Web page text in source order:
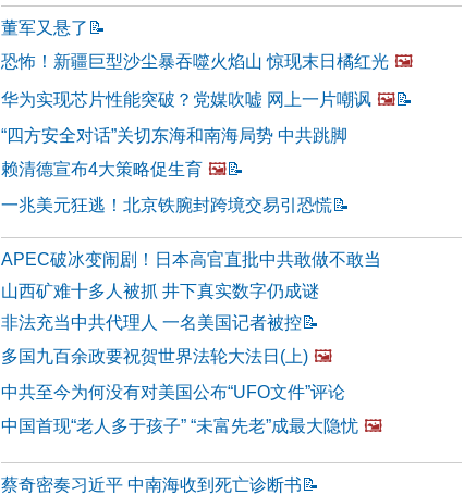
董军又悬了 📝
恐怖！新疆巨型沙尘暴吞噬火焰山 惊现末日橘红光 🖼️
华为实现芯片性能突破？党媒吹嘘 网上一片嘲讽 🖼️📝
“四方安全对话”关切东海和南海局势 中共跳脚
赖清德宣布4大策略促生育 🖼️📝
一兆美元狂逃！北京铁腕封跨境交易引恐慌📝
APEC破冰变闹剧！日本高官直批中共敢做不敢当
山西矿难十多人被抓 井下真实数字仍成谜
非法充当中共代理人 一名美国记者被控📝
多国九百余政要祝贺世界法轮大法日(上) 🖼️
中共至今为何没有对美国公布“UFO文件”评论
中国首现“老人多于孩子” “未富先老”成最大隐忧 🖼️
蔡奇密奏习近平 中南海收到死亡诊断书 📝